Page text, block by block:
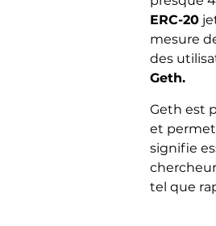
ERC-20
mesure
des
Geth.
Geth est
et
signifie
tel que